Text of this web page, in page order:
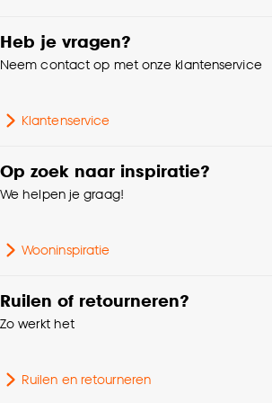
kan aanpassen, bekijk hiervoor onze
cookieverklaring
Samenstelling 100% MDF
Breedte
Heb je vragen?
Neem contact op met onze klantenservice
Klantenservice
Op zoek naar inspiratie?
We helpen je graag!
Wooninspiratie
Ruilen of retourneren?
Zo werkt het
Ruilen en retourneren